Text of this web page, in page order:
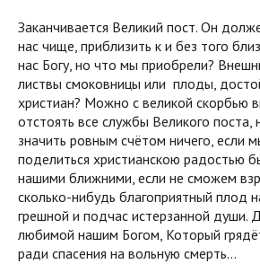
Заканчивается Великий пост. Он
нас чище, приблизить к и без того
нас Богу, но что мы приобрели?
листвы смоковницы или плоды,
христиан? Можно с великой скорбью
отстоять все службы Великого поста,
значить ровным счётом ничего, если
поделиться христианскою радостью
нашими ближними, если не сможем
сколько-нибудь благоприятный плод
грешной и подчас истерзанной души.
любимой нашим Богом, Который
ради спасения на вольную смерть...